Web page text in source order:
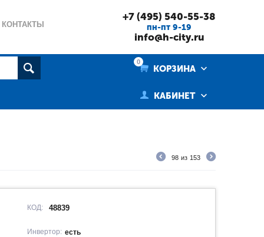
КОНТАКТЫ
+7 (495) 540-55-38
пн-пт 9-19
info@h-city.ru
0
КОРЗИНА
КАБИНЕТ
98 из 153
КОД: 48839
Инвертор: есть